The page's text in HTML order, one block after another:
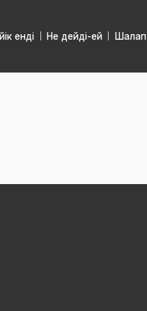
енді Не дейді-ей Шалап